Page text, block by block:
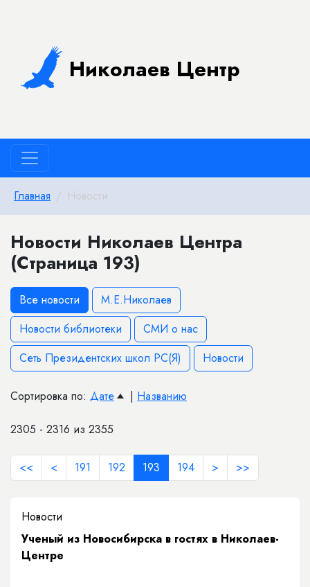
Николаев Центр
Главная Новости
Новости Николаев Центра
(Страница 193)
Все новости
М.Е.Николаев
Новости библиотеки
СМИ о нас
Сеть Президентских школ РС(Я)
Новости
Сортировка по: Дате | Названию
2305 - 2316 из 2355
<< < 191 192 193 194 > >>
Новости
Ученый из Новосибирска в гостях в Николаев-
Центре